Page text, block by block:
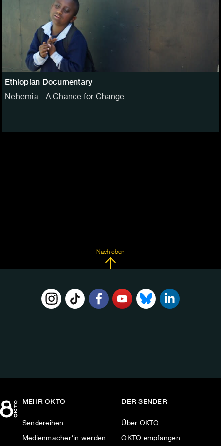
Ethiopian Documentary
Nehemia - A Chance for Change
Nach oben
MEHR OKTO
Sendereihen
Medienmacher*in werden
DER SENDER
Über OKTO
OKTO empfangen